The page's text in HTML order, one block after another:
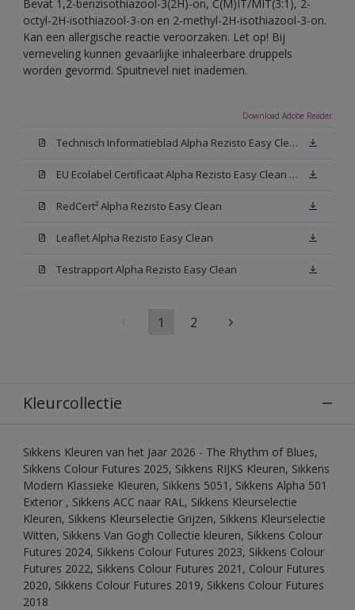
Bevat 1,2-benzisothiazool-3(2H)-on, C(M)IT/MIT(3:1), 2-
octyl-2H-isothiazool-3-on en 2-methyl-2H-isothiazool-3-on.
Kan een allergische reactie veroorzaken. Let op! Bij
verneveling kunnen gevaarlijke inhaleerbare druppels
worden gevormd. Spuitnevel niet inademen.
Download Adobe Reader
Technisch Informatieblad Alpha Rezisto Easy Clean (PDF)
EU Ecolabel Certificaat Alpha Rezisto Easy Clean Mat
RedCert² Alpha Rezisto Easy Clean
Leaflet Alpha Rezisto Easy Clean
Testrapport Alpha Rezisto Easy Clean
1 2
Kleurcollectie
Sikkens Kleuren van het Jaar 2026 - The Rhythm of Blues,
Sikkens Colour Futures 2025, Sikkens RIJKS Kleuren, Sikkens
Modern Klassieke Kleuren, Sikkens 5051, Sikkens Alpha 501
Exterior , Sikkens ACC naar RAL, Sikkens Kleurselectie
Kleuren, Sikkens Kleurselectie Grijzen, Sikkens Kleurselectie
Witten, Sikkens Van Gogh Collectie kleuren, Sikkens Colour
Futures 2024, Sikkens Colour Futures 2023, Sikkens Colour
Futures 2022, Sikkens Colour Futures 2021, Colour Futures
2020, Sikkens Colour Futures 2019, Sikkens Colour Futures
2018